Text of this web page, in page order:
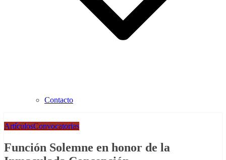
Contacto
ArtículosConvocatorias
Función Solemne en honor de la